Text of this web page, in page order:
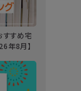
すすめ宅
年8月】